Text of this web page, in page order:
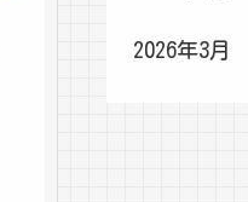
2026年3月